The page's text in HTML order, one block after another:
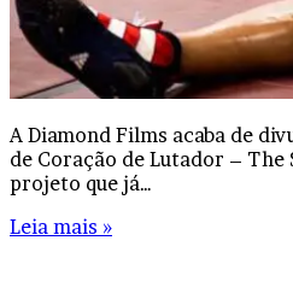
A Diamond Films acaba de
de Coração de Lutador – The
projeto que já…
Leia mais »